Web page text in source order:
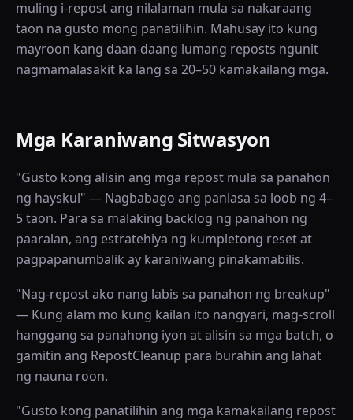
muling i-repost ang nilalaman mula sa nakaraang
taon na gusto mong panatilihin. Mahusay ito kung
mayroon kang daan-daang lumang reposts ngunit
nagmamalasakit ka lang sa 20–50 kamakailang mga.
Mga Karaniwang Sitwasyon
"Gusto kong alisin ang mga repost mula sa panahon
ng hayskul" — Nagbabago ang panlasa sa loob ng 4–
5 taon. Para sa malaking backlog ng panahon ng
paaralan, ang estratehiya ng kumpletong reset at
pagpapanumbalik ay karaniwang pinakamabilis.
"Nag-repost ako nang labis sa panahon ng breakup"
— Kung alam mo kung kailan ito nangyari, mag-scroll
hanggang sa panahong iyon at alisin sa mga batch, o
gamitin ang RepostCleanup para burahin ang lahat
ng nauna roon.
"Gusto kong panatilihin ang mga kamakailang repost